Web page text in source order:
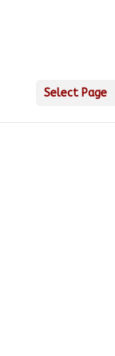
Select Page